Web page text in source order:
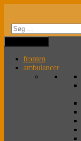
indhold
fronten
ambulancer